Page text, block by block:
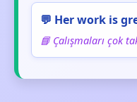
💬 Her work is
📘 Çalışmaları çok